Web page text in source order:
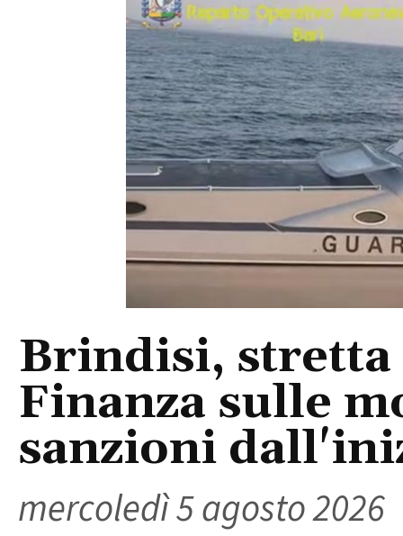
Brindisi, stretta
Finanza sulle
sanzioni
mercoledì 5 agosto 2026